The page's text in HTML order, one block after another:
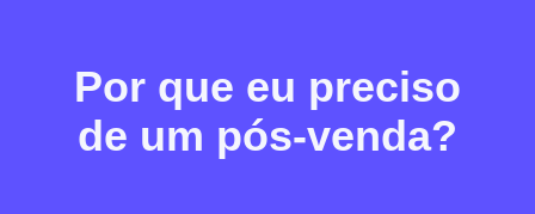
Por que eu preciso
de um pós-venda?